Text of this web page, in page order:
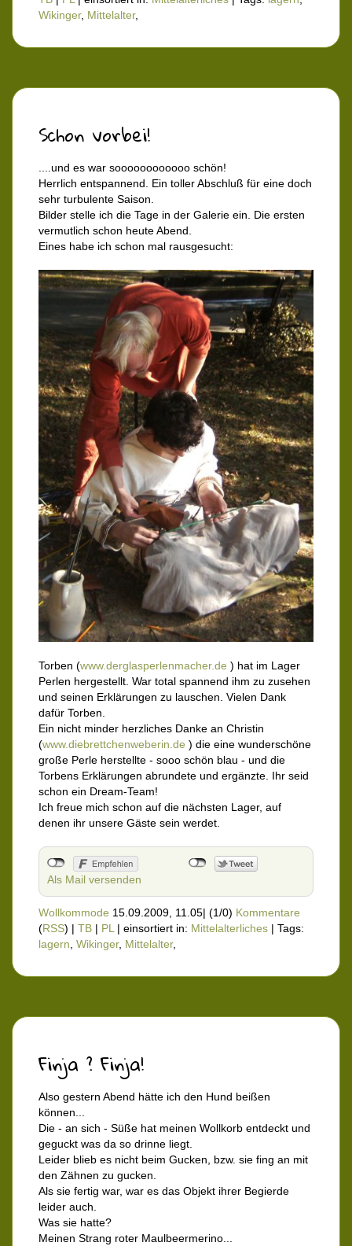
Wikinger, Mittelalter,
Schon vorbei!
....und es war soooooooooooo schön!
Herrlich entspannend. Ein toller Abschluß für eine doch
sehr turbulente Saison.
Bilder stelle ich die Tage in der Galerie ein. Die ersten
vermutlich schon heute Abend.
Eines habe ich schon mal rausgesucht:
Torben (www.derglasperlenmacher.de ) hat im Lager
Perlen hergestellt. War total spannend ihm zu zusehen
und seinen Erklärungen zu lauschen. Vielen Dank
dafür Torben.
Ein nicht minder herzliches Danke an Christin
(www.diebrettchenweberin.de ) die eine wunderschöne
große Perle herstellte - sooo schön blau - und die
Torbens Erklärungen abrundete und ergänzte. Ihr seid
schon ein Dream-Team!
Ich freue mich schon auf die nächsten Lager, auf
denen ihr unsere Gäste sein werdet.
Als Mail versenden
Wollkommode 15.09.2009, 11.05| (1/0) Kommentare
(RSS) | TB | PL | einsortiert in: Mittelalterliches | Tags:
lagern Wikinger, Mittelalter,
Finja ? Finja!
Also gestern Abend hätte ich den Hund beißen
können...
Die - an sich - Süße hat meinen Wollkorb entdeckt und
geguckt was da so drinne liegt.
Leider blieb es nicht beim Gucken, bzw. sie fing an mit
den Zähnen zu gucken.
Als sie fertig war, war es das Objekt ihrer Begierde
leider auch.
Was sie hatte?
Meinen Strang roter Maulbeermerino...